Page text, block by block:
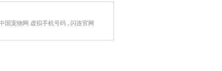
国宠物网 虚拟手机号码 . 闪连官网